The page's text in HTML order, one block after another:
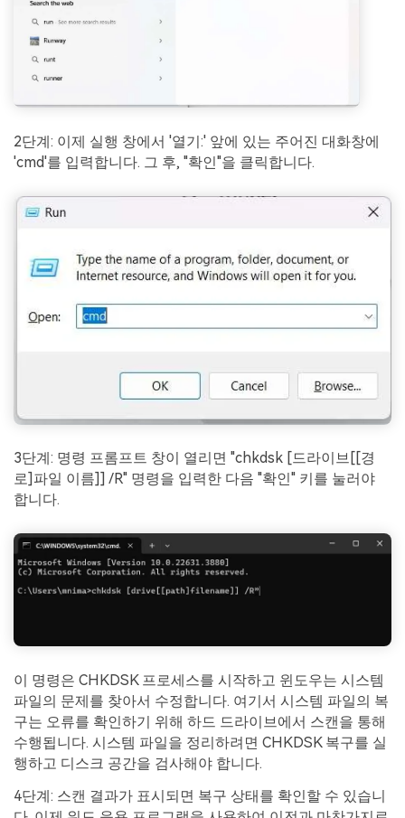
2단계: 이제 실행 창에서 '열기:' 앞에 있는 주어진 대화창에
'cmd'를 입력합니다. 그 후, "확인"을 클릭합니다.
3단계: 명령 프롬프트 창이 열리면 "chkdsk [드라이브[[경
로]파일 이름]] /R" 명령을 입력한 다음 "확인" 키를 눌러야
합니다.
이 명령은 CHKDSK 프로세스를 시작하고 윈도우는 시스템
파일의 문제를 찾아서 수정합니다. 여기서 시스템 파일의 복
구는 오류를 확인하기 위해 하드 드라이브에서 스캔을 통해
수행됩니다. 시스템 파일을 정리하려면 CHKDSK 복구를 실
행하고 디스크 공간을 검사해야 합니다.
4단계: 스캔 결과가 표시되면 복구 상태를 확인할 수 있습니